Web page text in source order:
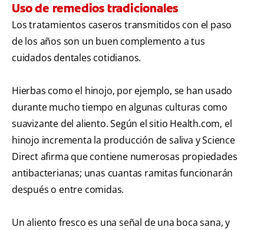
Uso de remedios tradicionales
Los tratamientos caseros transmitidos con el paso
de los años son un buen complemento a tus
cuidados dentales cotidianos.
Hierbas como el hinojo, por ejemplo, se han usado
durante mucho tiempo en algunas culturas como
suavizante del aliento. Según el sitio Health.com, el
hinojo incrementa la producción de saliva y Science
Direct afirma que contiene numerosas propiedades
antibacterianas; unas cuantas ramitas funcionarán
después o entre comidas.
Un aliento fresco es una señal de una boca sana, y